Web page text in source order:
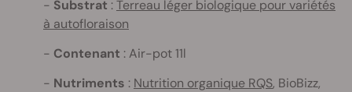
Substrat :Terreau léger biologique pour variétés
à autofloraison
Contenant : Air-pot 11l
Nutriments : Nutrition organique RQS, BioBizz,